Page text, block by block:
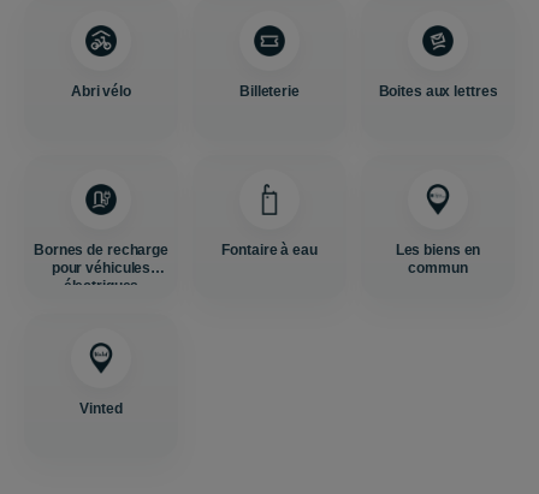
Abri vélo Billeterie Boites aux lettres
Bornes de recharge
pour véhicules
électriques
Fontaire à eau
Les biens en
commun
Vinted